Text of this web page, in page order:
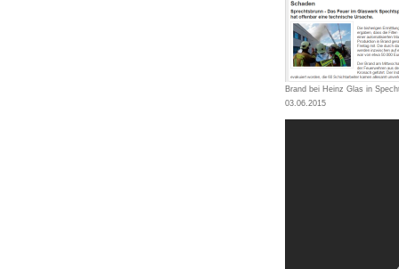
Brand bei Heinz Glas in
03.06.2015